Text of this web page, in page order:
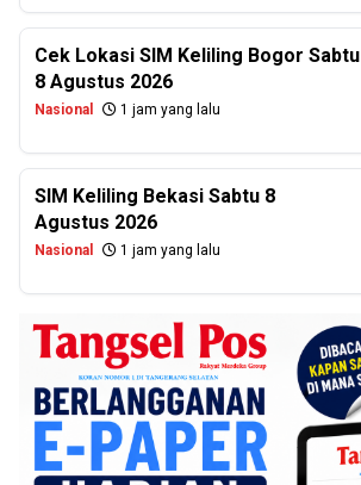
Cek Lokasi SIM Keliling Bogor Sabtu
8 Agustus 2026
Nasional 1 jam yang lalu
SIM Keliling Bekasi Sabtu 8
Agustus 2026
Nasional 1 jam yang lalu